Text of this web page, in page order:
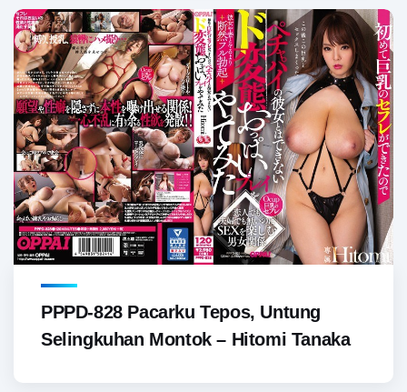
PPPD-828 Pacarku Tepos, Untung
Selingkuhan Montok – Hitomi Tanaka